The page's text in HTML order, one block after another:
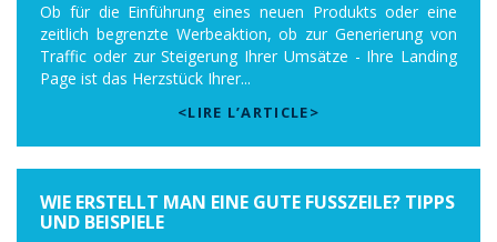
Ob für die Einführung eines neuen Produkts oder eine
zeitlich begrenzte Werbeaktion, ob zur Generierung von
Traffic oder zur Steigerung Ihrer Umsätze - Ihre Landing
Page ist das Herzstück Ihrer...
<LIRE L’ARTICLE>
WIE ERSTELLT MAN EINE GUTE FUSSZEILE? TIPPS U
ND BEISPIELE